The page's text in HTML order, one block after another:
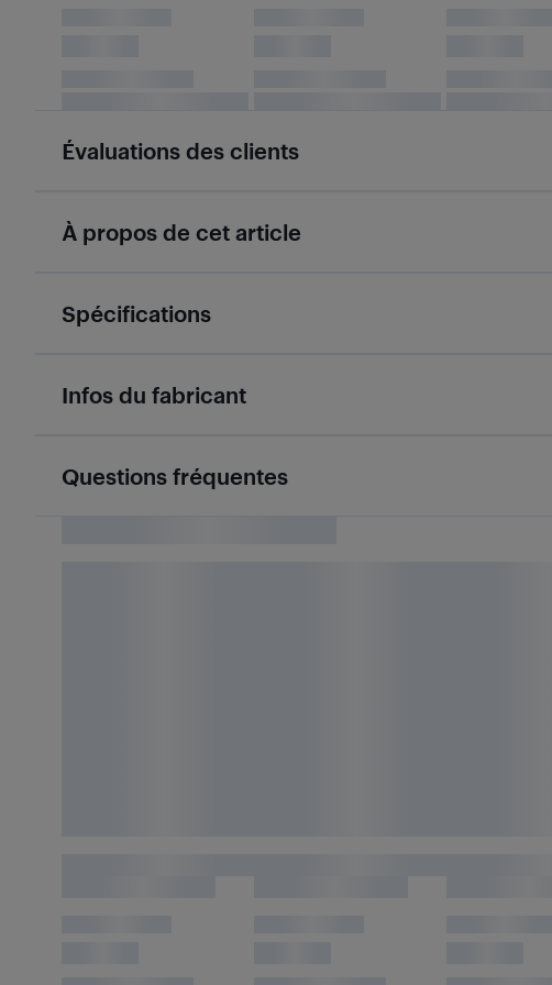
Évaluations des clients
À propos de cet article
Spécifications
Infos du fabricant
Questions fréquentes